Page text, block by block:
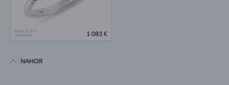
BIELE ZLATO
TANZANIT
1 083 €
NAHOR